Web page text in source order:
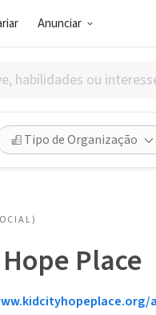
Anunciar
Tipo de Organização
Place